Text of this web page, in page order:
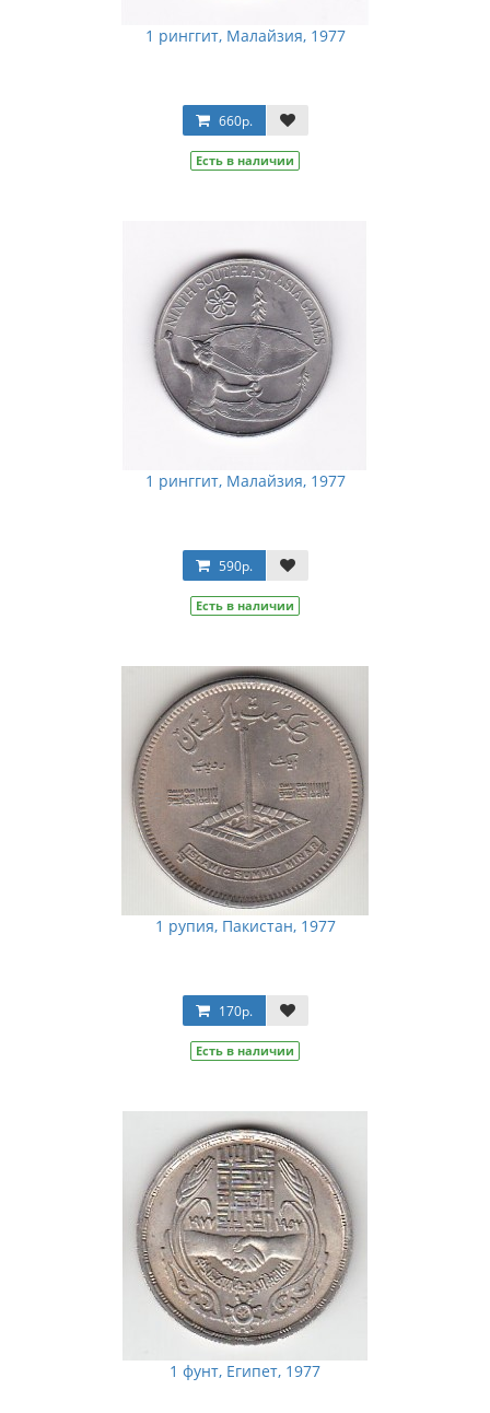
1 ринггит, Малайзия, 1977
660р.
Есть в наличии
1 ринггит, Малайзия, 1977
590р.
Есть в наличии
1 рупия, Пакистан, 1977
170р.
Есть в наличии
1 фунт, Египет, 1977